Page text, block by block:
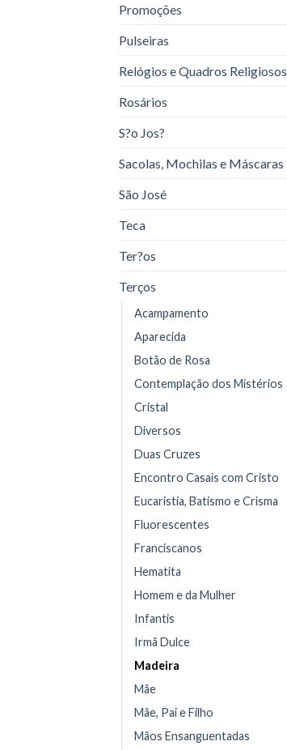
Promoções
Pulseiras
Relógios e Quadros Religiosos
Rosários
S?o Jos?
Sacolas, Mochilas e Máscaras
São José
Teca
Ter?os
Terços
Acampamento
Aparecida
Botão de Rosa
Contemplação dos Mistérios
Cristal
Diversos
Duas Cruzes
Encontro Casais com Cristo
Eucaristia, Batismo e Crisma
Fluorescentes
Franciscanos
Hematita
Homem e da Mulher
Infantis
Irmã Dulce
Madeira
Mãe
Mãe, Pai e Filho
Mãos Ensanguentadas